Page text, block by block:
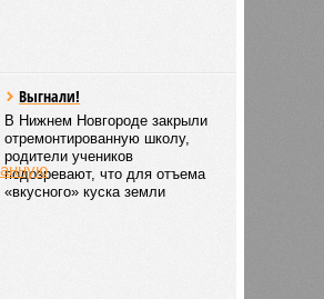
Выгнали!
В Нижнем Новгороде закрыли
отремонтированную школу,
родители учеников
подозревают, что для отъема
«вкусного» куска земли